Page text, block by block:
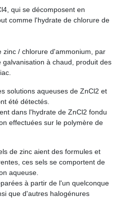
qui se décomposent en
comme l'hydrate de chlorure de
zinc / chlorure d'ammonium, par
à chaud, produit des
solutions aqueuses de ZnCl2 et
été détectés.
dans l'hydrate de ZnCl2 fondu
effectuées sur le polymère de
de zinc aient des formules et
ces sels se comportent de
aqueuse.
à partir de l'un quelconque
que d'autres halogénures